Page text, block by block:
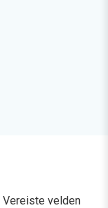
Vereiste velden